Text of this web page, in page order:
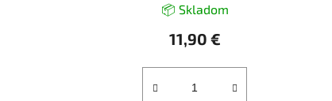
📦 Skladom
11,90 €